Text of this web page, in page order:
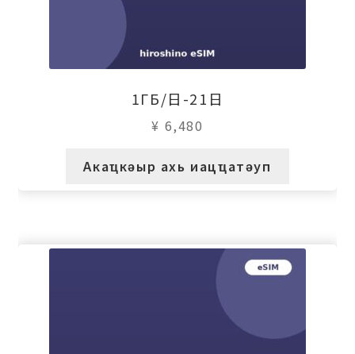
1ГБ/日-21日
¥ 6,480
Акаҵкәыр ахь иацҵатәуп